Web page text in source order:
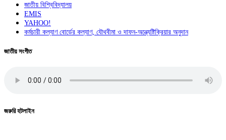
জাতীয় বিশ্বিবিদ্যালয়
EMIS
YAHOO!
কর্মচারী কল্যাণ বোর্ডের কল্যাণ, যৌথবীমা ও দাফন-অন্ত্যেষ্টিক্রিয়ার অনুদান
জাতীয় সংগীত
জরুরি হটলাইন